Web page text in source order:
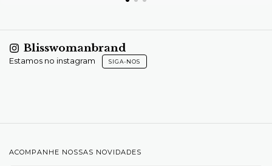
Blisswomanbrand
Estamos no instagram SIGA-NOS
ACOMPANHE NOSSAS NOVIDADES